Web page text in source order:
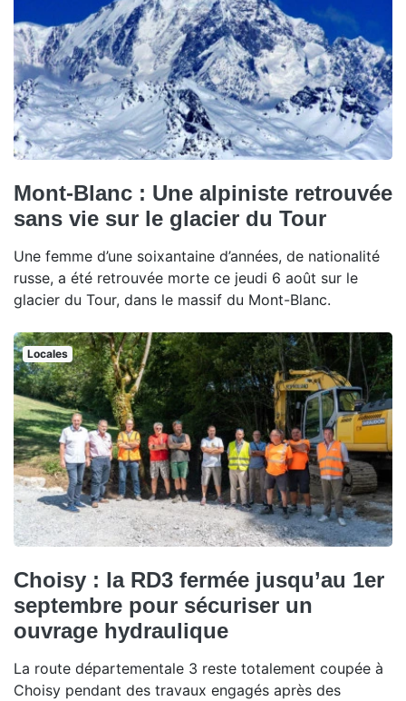
Mont-Blanc : Une alpiniste retrouvée
sans vie sur le glacier du Tour
Une femme d’une soixantaine d’années, de nationalité
russe, a été retrouvée morte ce jeudi 6 août sur le
glacier du Tour, dans le massif du Mont-Blanc.
Locales
Choisy : la RD3 fermée jusqu’au 1er
septembre pour sécuriser un
ouvrage hydraulique
La route départementale 3 reste totalement coupée à
Choisy pendant des travaux engagés après des